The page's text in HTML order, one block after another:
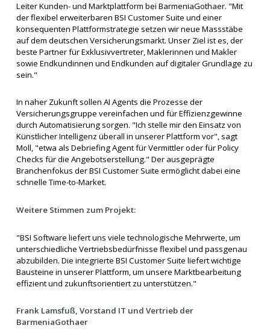
Leiter Kunden- und Marktplattform bei BarmeniaGothaer. "Mit
der flexibel erweiterbaren BSI Customer Suite und einer
konsequenten Plattformstrategie setzen wir neue Massstäbe
auf dem deutschen Versicherungsmarkt. Unser Ziel ist es, der
beste Partner für Exklusivvertreter, Maklerinnen und Makler
sowie Endkundinnen und Endkunden auf digitaler Grundlage zu
sein."
In naher Zukunft sollen AI Agents die Prozesse der
Versicherungsgruppe vereinfachen und für Effizienzgewinne
durch Automatisierung sorgen. "Ich stelle mir den Einsatz von
Künstlicher Intelligenz überall in unserer Plattform vor", sagt
Moll, "etwa als Debriefing Agent für Vermittler oder für Policy
Checks für die Angebotserstellung." Der ausgeprägte
Branchenfokus der BSI Customer Suite ermöglicht dabei eine
schnelle Time-to-Market.
Weitere Stimmen zum Projekt:
"BSI Software liefert uns viele technologische Mehrwerte, um
unterschiedliche Vertriebsbedürfnisse flexibel und passgenau
abzubilden. Die integrierte BSI Customer Suite liefert wichtige
Bausteine in unserer Plattform, um unsere Marktbearbeitung
effizient und zukunftsorientiert zu unterstützen."
Frank Lamsfuß, Vorstand IT und Vertrieb der
BarmeniaGothaer